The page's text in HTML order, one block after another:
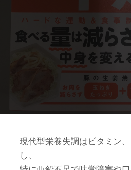
現代型栄養失調はビタミン
し、